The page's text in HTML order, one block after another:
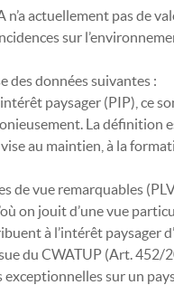
n’a actuellement pas de
sur
des données suivantes :
paysager (PIP), ce
La définition
au maintien, à la
de vue remarquables
on jouit d’une vue
à l’intérêt paysager
du CWATUP (Art. 452/
exceptionnelles sur un